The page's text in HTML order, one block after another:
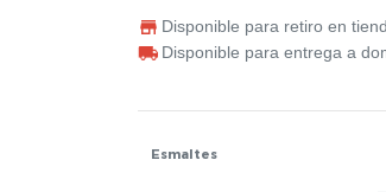
Disponible para retiro en
Disponible para entrega a
Esmaltes